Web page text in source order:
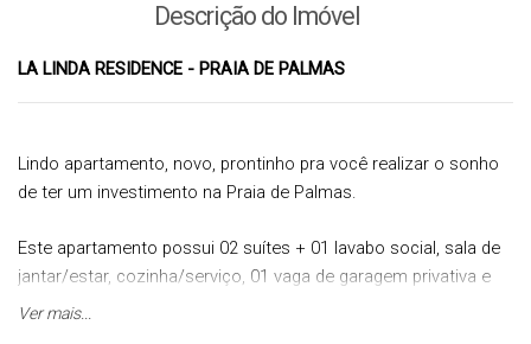
Descrição do Imóvel
LA LINDA RESIDENCE - PRAIA DE PALMAS
Lindo apartamento, novo, prontinho pra você realizar o sonho
de ter um investimento na Praia de Palmas.
Este apartamento possui 02 suítes + 01 lavabo social, sala de
jantar/estar, cozinha/serviço, 01 vaga de garagem privativa e
demarcada.
Ver mais...